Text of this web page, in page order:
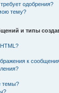
одобрения?
тему?
и типы
к
темы?